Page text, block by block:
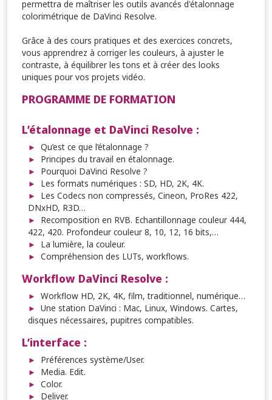
permettra de maîtriser les outils avancés d'étalonnage
colorimétrique de DaVinci Resolve.
Grâce à des cours pratiques et des exercices concrets,
vous apprendrez à corriger les couleurs, à ajuster le
contraste, à équilibrer les tons et à créer des looks
uniques pour vos projets vidéo.
PROGRAMME DE FORMATION
L’étalonnage et DaVinci Resolve :
Qu’est ce que l’étalonnage ?
Principes du travail en étalonnage.
Pourquoi DaVinci Resolve ?
Les formats numériques : SD, HD, 2K, 4K.
Les Codecs non compressés, Cineon, ProRes 422,
DNxHD, R3D…
Recomposition en RVB. Echantillonnage couleur 444,
422, 420. Profondeur couleur 8, 10, 12, 16 bits,…
La lumière, la couleur.
Compréhension des LUTs, workflows.
Workflow DaVinci Resolve :
Workflow HD, 2K, 4K, film, traditionnel, numérique…
Une station DaVinci : Mac, Linux, Windows. Cartes,
disques nécessaires, pupitres compatibles.
L’interface :
Préférences système/User.
Media. Edit.
Color.
Deliver.